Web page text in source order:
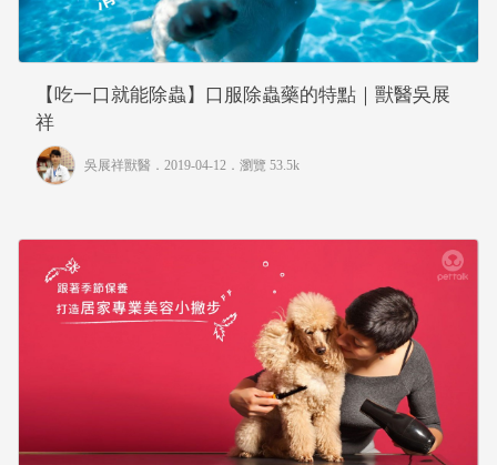
【吃一口就能除蟲】口服除蟲藥的特點｜獸醫吳展
祥
吳展祥獸醫 ．2019-04-12． 瀏覽 53.5k